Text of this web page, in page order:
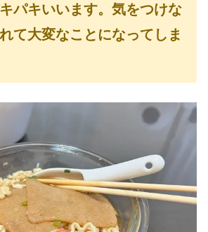
パキいいます。気をつけな
て大変なことになってしま